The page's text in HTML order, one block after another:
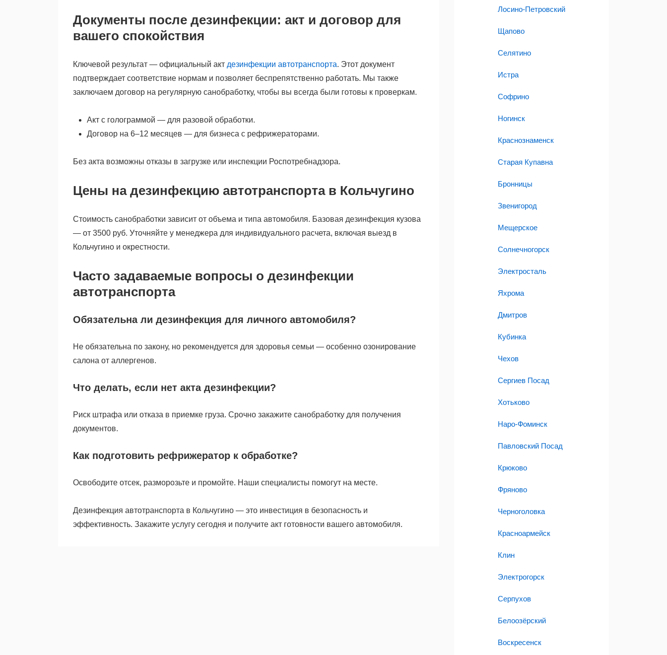
Документы после дезинфекции: акт и договор для
вашего спокойствия
Ключевой результат — официальный акт дезинфекции автотранспорта. Этот документ
подтверждает соответствие нормам и позволяет беспрепятственно работать. Мы также
заключаем договор на регулярную санобработку, чтобы вы всегда были готовы к проверкам.
Акт с голограммой — для разовой обработки.
Договор на 6–12 месяцев — для бизнеса с рефрижераторами.
Без акта возможны отказы в загрузке или инспекции Роспотребнадзора.
Цены на дезинфекцию автотранспорта в Кольчугино
Стоимость санобработки зависит от объема и типа автомобиля. Базовая дезинфекция кузова
— от 3500 руб. Уточняйте у менеджера для индивидуального расчета, включая выезд в
Кольчугино и окрестности.
Часто задаваемые вопросы о дезинфекции
автотранспорта
Обязательна ли дезинфекция для личного автомобиля?
Не обязательна по закону, но рекомендуется для здоровья семьи — особенно озонирование
салона от аллергенов.
Что делать, если нет акта дезинфекции?
Риск штрафа или отказа в приемке груза. Срочно закажите санобработку для получения
документов.
Как подготовить рефрижератор к обработке?
Освободите отсек, разморозьте и промойте. Наши специалисты помогут на месте.
Дезинфекция автотранспорта в Кольчугино — это инвестиция в безопасность и
эффективность. Закажите услугу сегодня и получите акт готовности вашего автомобиля.
Лосино-Петровский
Щапово
Селятино
Истра
Софрино
Ногинск
Краснознаменск
Старая Купавна
Бронницы
Звенигород
Мещерское
Солнечногорск
Электросталь
Яхрома
Дмитров
Кубинка
Чехов
Сергиев Посад
Хотьково
Наро-Фоминск
Павловский Посад
Крюково
Фряново
Черноголовка
Красноармейск
Клин
Электрогорск
Серпухов
Белоозёрский
Воскресенск